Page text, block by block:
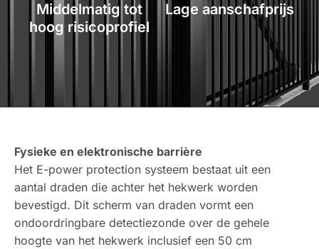
Middelmatig tot
hoog risicoprofiel
Lage aanschafprijs
Fysieke en elektronische barrière
Het E-power protection systeem bestaat uit een
aantal draden die achter het hekwerk worden
bevestigd. Dit scherm van draden vormt een
ondoordringbare detectiezonde over de gehele
hoogte van het hekwerk inclusief een 50 cm